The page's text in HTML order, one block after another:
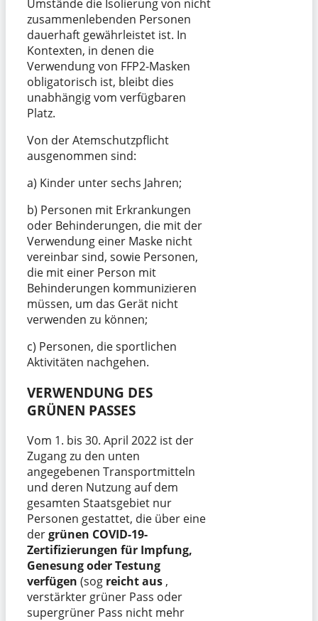
Umstände die Isolierung von nicht
zusammenlebenden Personen
dauerhaft gewährleistet ist. In
Kontexten, in denen die
Verwendung von FFP2-Masken
obligatorisch ist, bleibt dies
unabhängig vom verfügbaren
Platz.
Von der Atemschutzpflicht
ausgenommen sind:
a) Kinder unter sechs Jahren;
b) Personen mit Erkrankungen
oder Behinderungen, die mit der
Verwendung einer Maske nicht
vereinbar sind, sowie Personen,
die mit einer Person mit
Behinderungen kommunizieren
müssen, um das Gerät nicht
verwenden zu können;
c) Personen, die sportlichen
Aktivitäten nachgehen.
VERWENDUNG DES
GRÜNEN PASSES
Vom 1. bis 30. April 2022 ist der
Zugang zu den unten
angegebenen Transportmitteln
und deren Nutzung auf dem
gesamten Staatsgebiet nur
Personen gestattet, die über eine
dergrünen COVID-19-
Zertifizierungen für Impfung,
Genesung oder Testung
verfügen (sog reicht aus ,
verstärkter grüner Pass oder
supergrüner Pass nicht mehr